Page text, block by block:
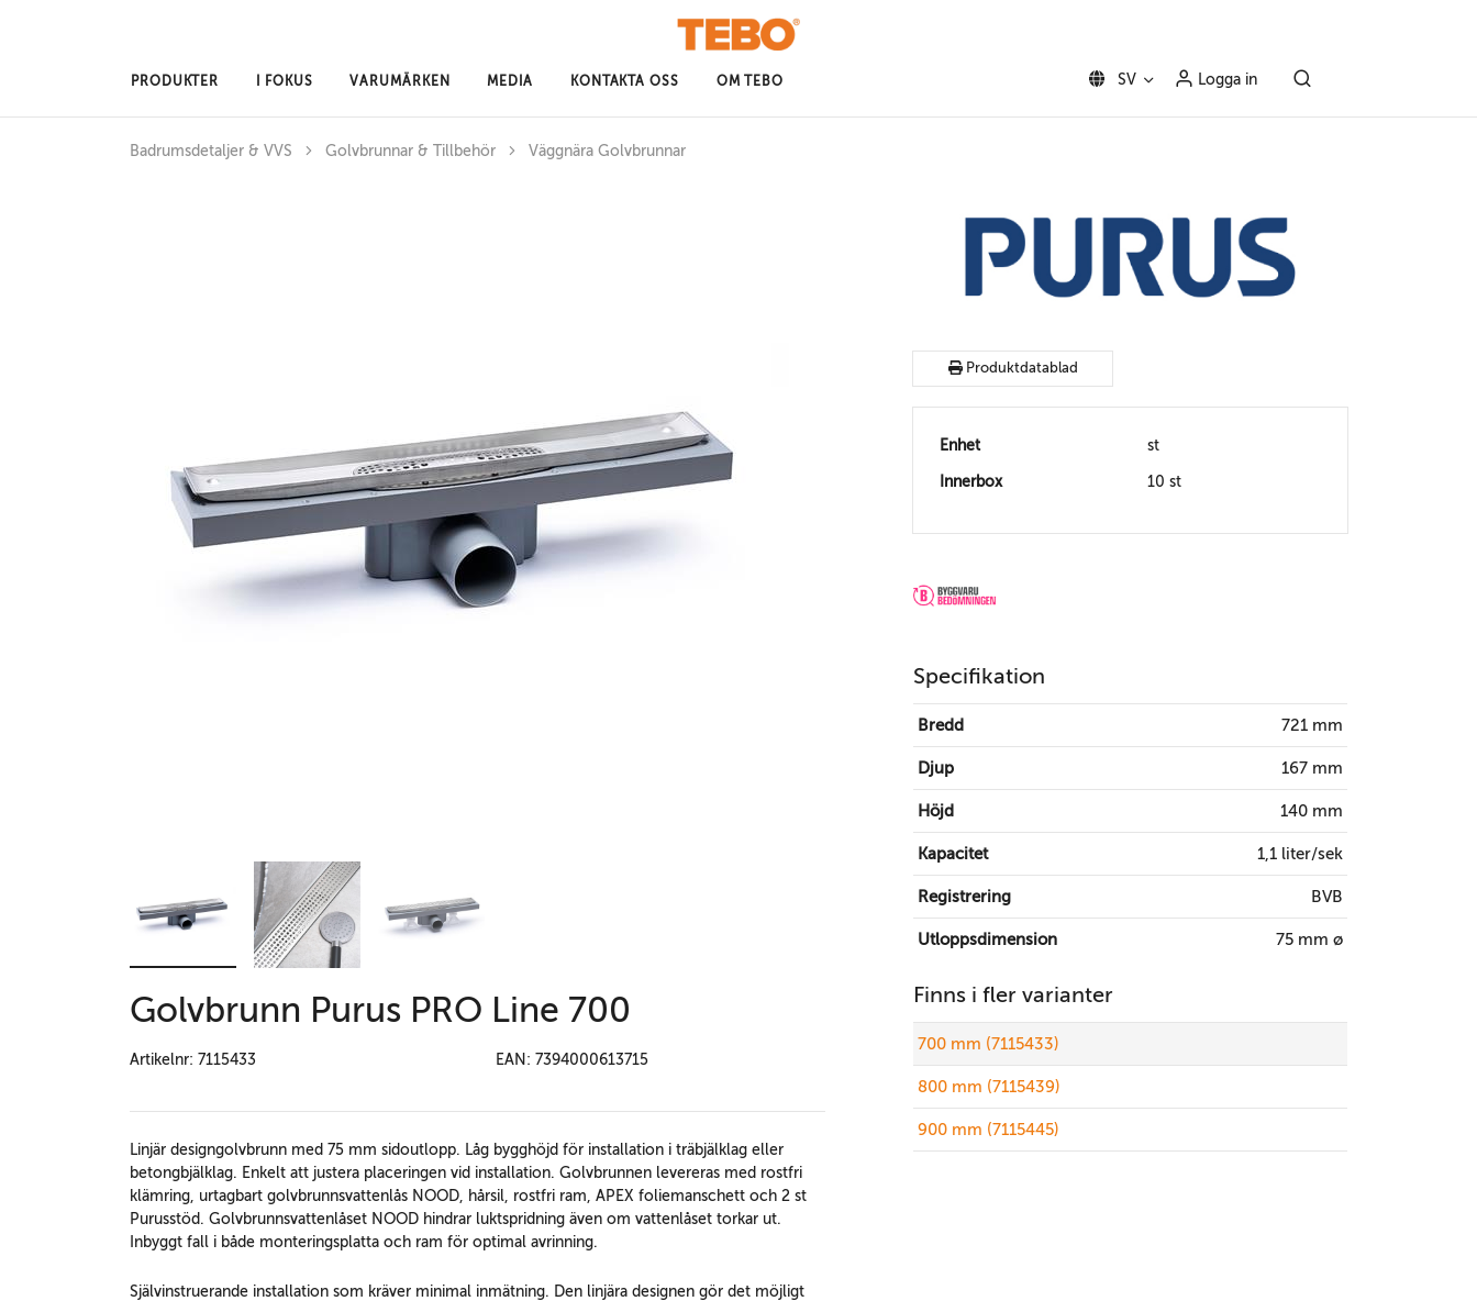
PRODUKTER I FOKUS VARUMÄRKEN MEDIA KONTAKTA OSS OM TEBO SV Logga in
Badrumsdetaljer & VVS Golvbrunnar & Tillbehör Väggnära Golvbrunnar
Golvbrunn Purus PRO Line 700
Artikelnr: 7115433 EAN: 7394000613715
Linjär designgolvbrunn med 75 mm sidoutlopp. Låg bygghöjd för installation i träbjälklag eller
betongbjälklag. Enkelt att justera placeringen vid installation. Golvbrunnen levereras med rostfri
klämring, urtagbart golvbrunnsvattenlås NOOD, hårsil, rostfri ram, APEX foliemanschett och 2 st
Purusstöd. Golvbrunnsvattenlåset NOOD hindrar luktspridning även om vattenlåset torkar ut.
Inbyggt fall i både monteringsplatta och ram för optimal avrinning.
Självinstruerande installation som kräver minimal inmätning. Den linjära designen gör det möjligt
Produktdatablad
Enhet st
Innerbox 10 st
Specifikation
Bredd 721 mm
Djup 167 mm
Höjd 140 mm
Kapacitet 1,1 liter/sek
Registrering BVB
Utloppsdimension 75 mm ø
Finns i fler varianter
700 mm (7115433)
800 mm (7115439)
900 mm (7115445)